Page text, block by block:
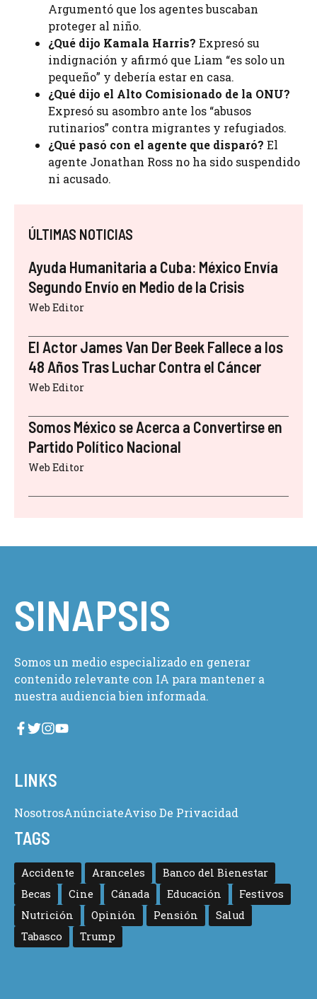
Argumentó que los agentes buscaban
proteger al niño.
¿Qué dijo Kamala Harris? Expresó su
indignación y afirmó que Liam “es solo un
pequeño” y debería estar en casa.
¿Qué dijo el Alto Comisionado de la ONU?
Expresó su asombro ante los “abusos
rutinarios” contra migrantes y refugiados.
¿Qué pasó con el agente que disparó? El
agente Jonathan Ross no ha sido suspendido
ni acusado.
ÚLTIMAS NOTICIAS
Ayuda Humanitaria a Cuba: México Envía
Segundo Envío en Medio de la Crisis
Web Editor
El Actor James Van Der Beek Fallece a los
48 Años Tras Luchar Contra el Cáncer
Web Editor
Somos México se Acerca a Convertirse en
Partido Político Nacional
Web Editor
SINAPSIS
Somos un medio especializado en generar
contenido relevante con IA para mantener a
nuestra audiencia bien informada.
LINKS
NosotrosAnúnciateAviso De Privacidad
TAGS
Accidente Aranceles
Banco del Bienestar
Becas
Cine Cánada Educación
Festivos
Nutrición
Opinión Pensión
Salud
Tabasco
Trump